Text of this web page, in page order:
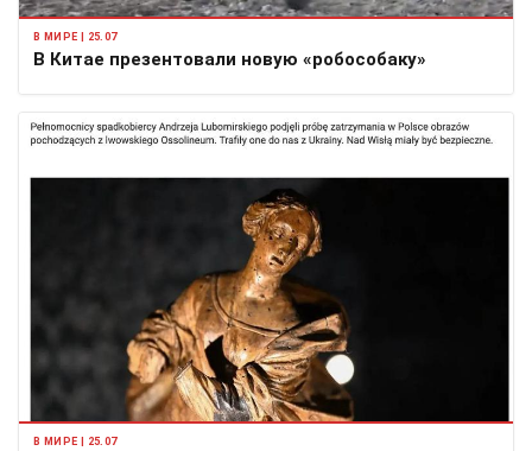
В МИРЕ | 25.07
В Китае презентовали новую «робособаку»
В МИРЕ | 25.07